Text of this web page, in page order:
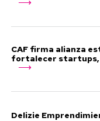
CAF firma alianza
fortalecer startups,
Delizie